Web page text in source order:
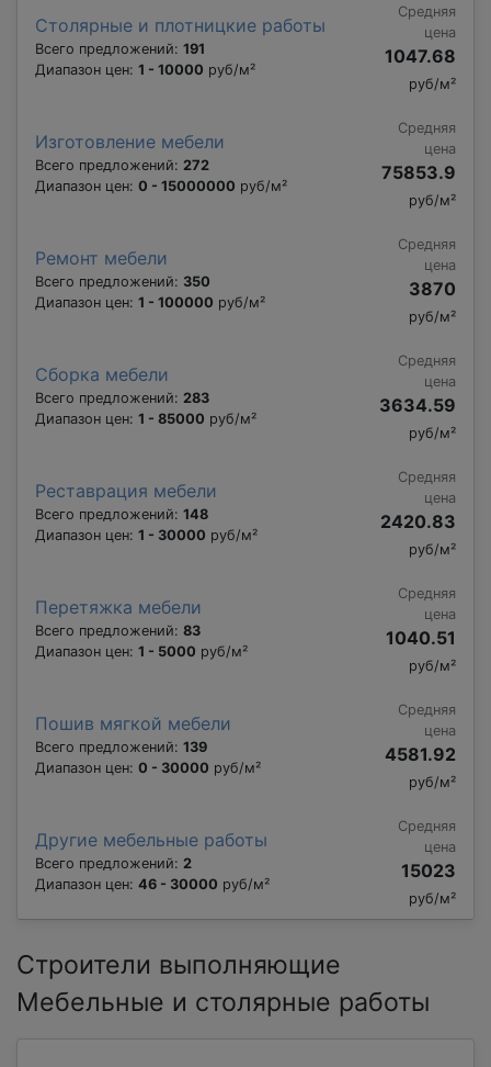
Столярные и плотницкие работы
Всего предложений: 191
Диапазон цен: 1 - 10000 руб/м²
Средняя
цена
1047.68
руб/м²
Изготовление мебели
Всего предложений: 272
Диапазон цен: 0 - 15000000 руб/м²
Средняя
цена
75853.9
руб/м²
Ремонт мебели
Всего предложений: 350
Диапазон цен: 1 - 100000 руб/м²
Средняя
цена
3870
руб/м²
Сборка мебели
Всего предложений: 283
Диапазон цен: 1 - 85000 руб/м²
Средняя
цена
3634.59
руб/м²
Реставрация мебели
Всего предложений: 148
Диапазон цен: 1 - 30000 руб/м²
Средняя
цена
2420.83
руб/м²
Перетяжка мебели
Всего предложений: 83
Диапазон цен: 1 - 5000 руб/м²
Средняя
цена
1040.51
руб/м²
Пошив мягкой мебели
Всего предложений: 139
Диапазон цен: 0 - 30000 руб/м²
Средняя
цена
4581.92
руб/м²
Другие мебельные работы
Всего предложений: 2
Диапазон цен: 46 - 30000 руб/м²
Средняя
цена
15023
руб/м²
Строители выполняющие
Мебельные и столярные работы